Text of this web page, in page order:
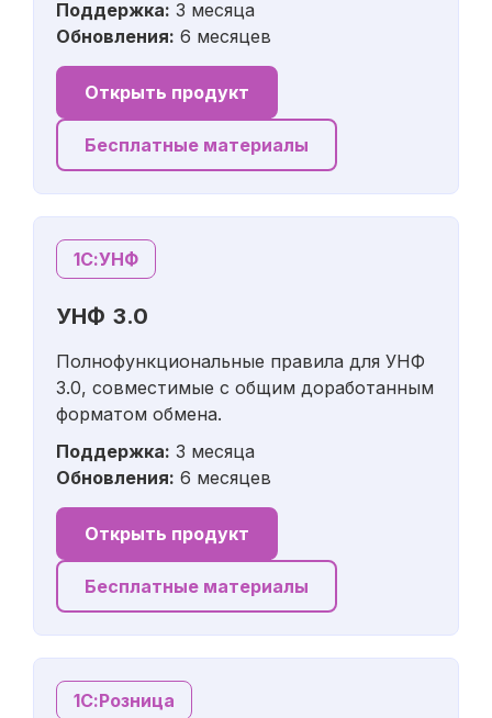
Поддержка: 3 месяца
Обновления: 6 месяцев
Открыть продукт
Бесплатные материалы
1С:УНФ
УНФ 3.0
Полнофункциональные правила для УНФ
3.0, совместимые с общим доработанным
форматом обмена.
Поддержка: 3 месяца
Обновления: 6 месяцев
Открыть продукт
Бесплатные материалы
1С:Розница